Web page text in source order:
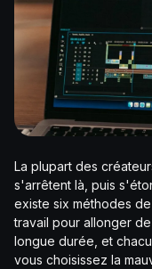
La plupart des
s'arrêtent là, puis
existe six méthodes
travail pour allonger
longue durée, et
vous choisissez la